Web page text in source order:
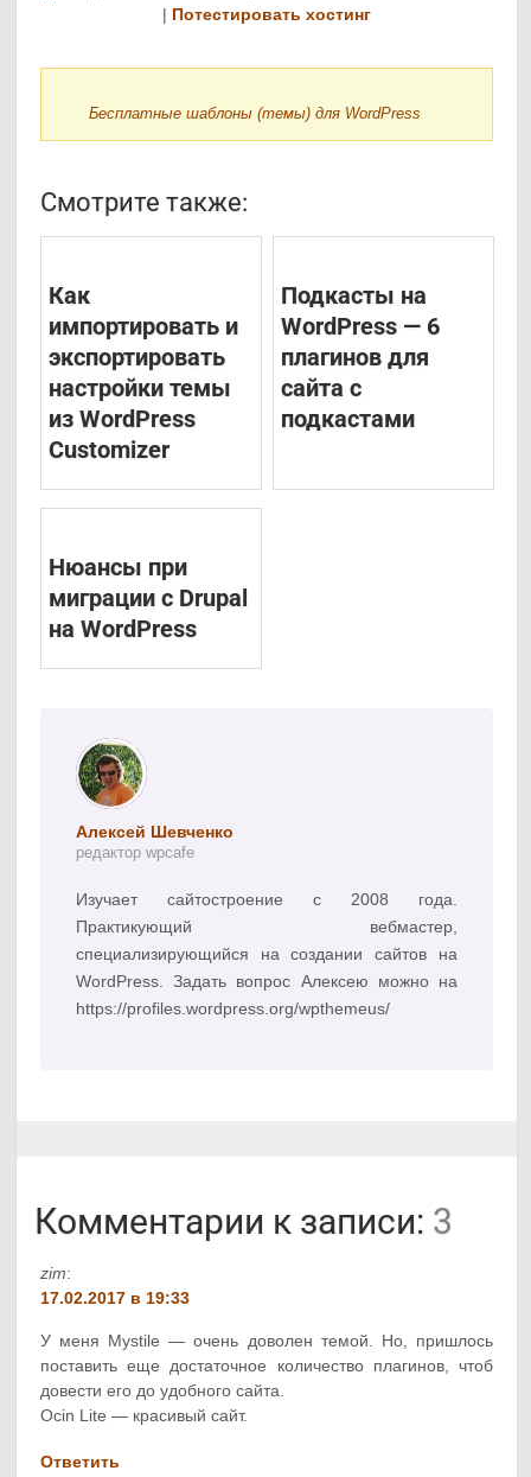
| Потестировать хостинг
Бесплатные шаблоны (темы) для WordPress
Смотрите также:
Как
импортировать и
экспортировать
настройки темы
из WordPress
Customizer
Подкасты на
WordPress — 6
плагинов для
сайта с
подкастами
Нюансы при
миграции с Drupal
на WordPress
Алексей Шевченко
редактор wpcafe
Изучает сайтостроение с 2008 года.
Практикующий вебмастер,
специализирующийся на создании сайтов на
WordPress. Задать вопрос Алексею можно на
https://profiles.wordpress.org/wpthemeus/
Комментарии к записи: 3
zim:
17.02.2017 в 19:33
У меня Mystile — очень доволен темой. Но, пришлось
поставить еще достаточное количество плагинов, чтоб
довести его до удобного сайта.
Ocin Lite — красивый сайт.
Ответить